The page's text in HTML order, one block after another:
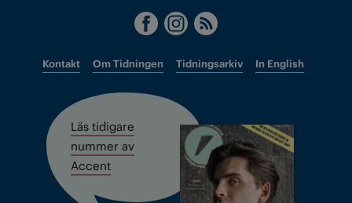
Kontakt Om Tidningen Tidningsarkiv In English
Läs tidigare
nummer av
Accent